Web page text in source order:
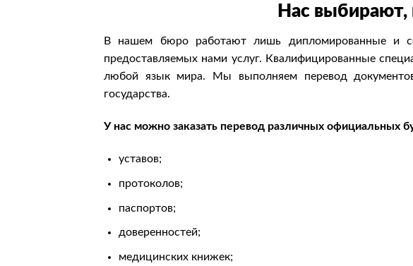
Нас
В нашем бюро работают лишь дипломированные и
предоставляемых нами услуг. Квалифицированные
любой язык мира. Мы выполняем перевод
государства.
У нас можно заказать перевод различных официальных
уставов;
протоколов;
паспортов;
доверенностей;
медицинских книжек;